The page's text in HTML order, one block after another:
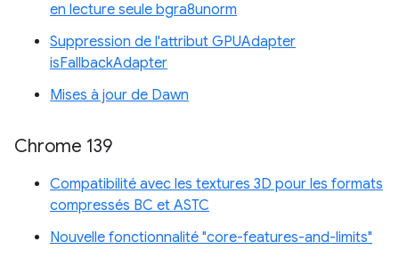
en lecture seule bgra8unorm
Suppression de l'attribut GPUAdapter
isFallbackAdapter
Mises à jour de Dawn
Chrome 139
Compatibilité avec les textures 3D pour les formats
compressés BC et ASTC
Nouvelle fonctionnalité "core-features-and-limits"